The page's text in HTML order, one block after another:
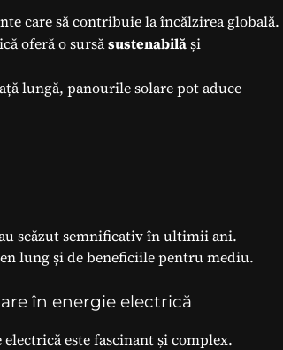
care să contribuie la încălzirea globală.
oferă o sursăsustenabilăși
lungă, panourile solare pot aduce
scăzut semnificativ în ultimii ani.
lung și de beneficiile pentru mediu.
în energie electrică
este fascinant și complex.